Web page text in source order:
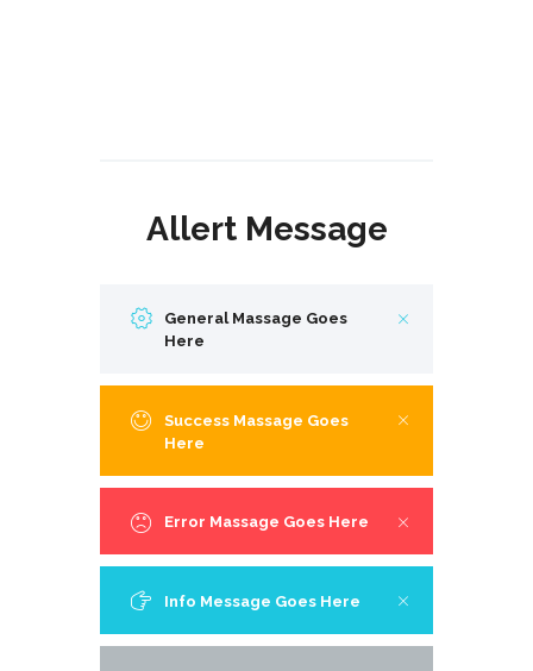
Allert Message
General Massage Goes
Here
Success Massage Goes
Here
Error Massage Goes Here
Info Message Goes Here